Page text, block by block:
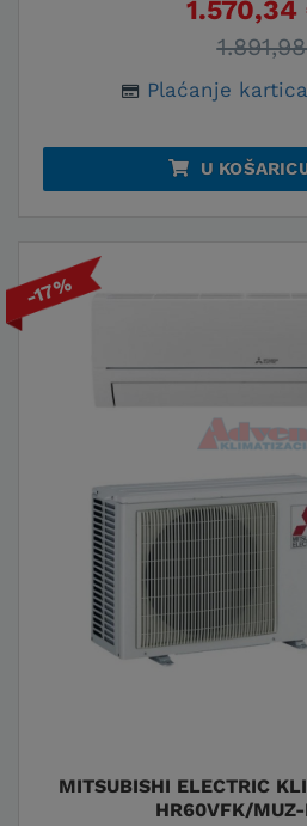
1.570,34
Plaćanje
U
-17%
MITSUBISHI ELECTRIC
HR60VFK/